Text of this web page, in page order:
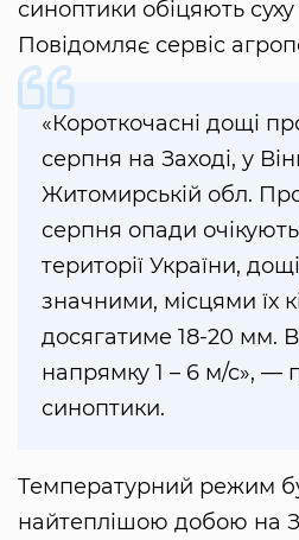
синоптики обіцяють
Повідомляє сервіс
«Короткочасні дощі
серпня на Заході, у
Житомирській обл.
серпня опади
території України,
значними, місцями їх
досягатиме 18-20 мм.
напрямку 1 – 6 м/с», —
синоптики.
Температурний режим
найтеплішою добою на